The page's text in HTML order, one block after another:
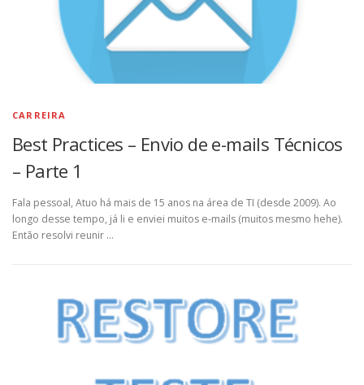
CARREIRA
Best Practices – Envio de e-mails Técnicos
– Parte 1
Fala pessoal, Atuo há mais de 15 anos na área de TI (desde 2009). Ao
longo desse tempo, já li e enviei muitos e-mails (muitos mesmo hehe).
Então resolvi reunir …